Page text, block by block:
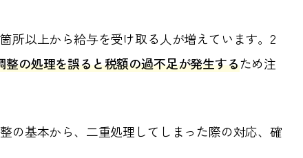
所以上から給与を受け取る人が増えています。2
整の処理を誤ると税額の過不足が発生するため注
の基本から、二重処理してしまった際の対応、確